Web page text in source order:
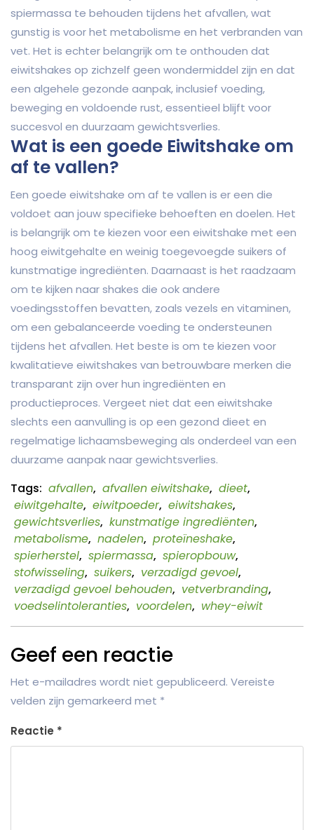
spiermassa te behouden tijdens het afvallen, wat
gunstig is voor het metabolisme en het verbranden van
vet. Het is echter belangrijk om te onthouden dat
eiwitshakes op zichzelf geen wondermiddel zijn en dat
een algehele gezonde aanpak, inclusief voeding,
beweging en voldoende rust, essentieel blijft voor
succesvol en duurzaam gewichtsverlies.
Wat is een goede Eiwitshake om
af te vallen?
Een goede eiwitshake om af te vallen is er een die
voldoet aan jouw specifieke behoeften en doelen. Het
is belangrijk om te kiezen voor een eiwitshake met een
hoog eiwitgehalte en weinig toegevoegde suikers of
kunstmatige ingrediënten. Daarnaast is het raadzaam
om te kijken naar shakes die ook andere
voedingsstoffen bevatten, zoals vezels en vitaminen,
om een gebalanceerde voeding te ondersteunen
tijdens het afvallen. Het beste is om te kiezen voor
kwalitatieve eiwitshakes van betrouwbare merken die
transparant zijn over hun ingrediënten en
productieproces. Vergeet niet dat een eiwitshake
slechts een aanvulling is op een gezond dieet en
regelmatige lichaamsbeweging als onderdeel van een
duurzame aanpak naar gewichtsverlies.
Tags: afvallen, afvallen eiwitshake, dieet,
eiwitgehalte, eiwitpoeder, eiwitshakes,
gewichtsverlies, kunstmatige ingrediënten,
metabolisme, nadelen, proteïneshake,
spierherstel, spiermassa, spieropbouw,
stofwisseling, suikers, verzadigd gevoel,
verzadigd gevoel behouden, vetverbranding,
voedselintoleranties, voordelen, whey-eiwit
Geef een reactie
Het e-mailadres wordt niet gepubliceerd. Vereiste
velden zijn gemarkeerd met *
Reactie *